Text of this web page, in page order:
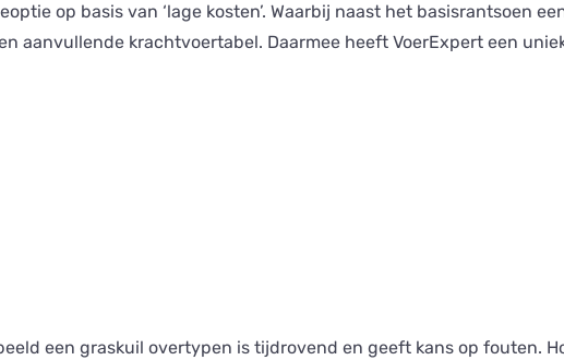
op basis van ‘lage kosten’. Waarbij naast het basisrantsoen
aanvullende krachtvoertabel. Daarmee heeft VoerExpert een
een graskuil overtypen is tijdrovend en geeft kans op fouten.